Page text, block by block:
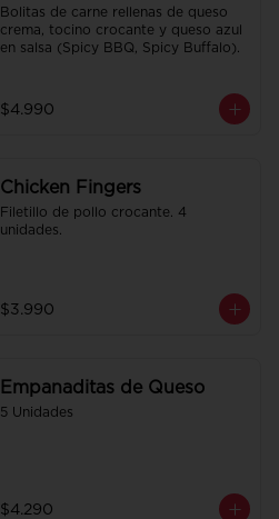
Bolitas de carne rellenas de queso
crema, tocino crocante y queso azul
en salsa (Spicy BBQ, Spicy Buffalo).
$4.990
Chicken Fingers
Filetillo de pollo crocante. 4
unidades.
$3.990
Empanaditas de Queso
5 Unidades
$4.290